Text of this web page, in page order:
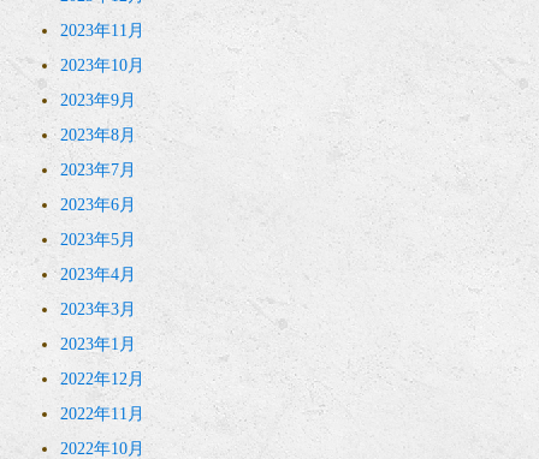
2023年11月
2023年10月
2023年9月
2023年8月
2023年7月
2023年6月
2023年5月
2023年4月
2023年3月
2023年1月
2022年12月
2022年11月
2022年10月